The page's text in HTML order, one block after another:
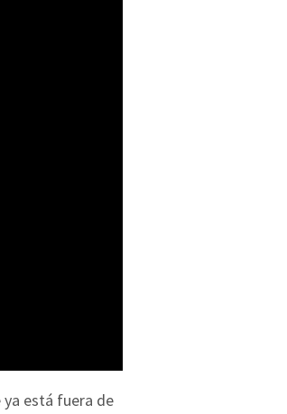
ya está fuera de